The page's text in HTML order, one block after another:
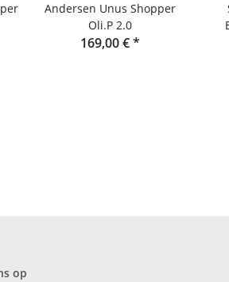
Andersen Unus Shopper
Oli.P 2.0
169,00 €*
op